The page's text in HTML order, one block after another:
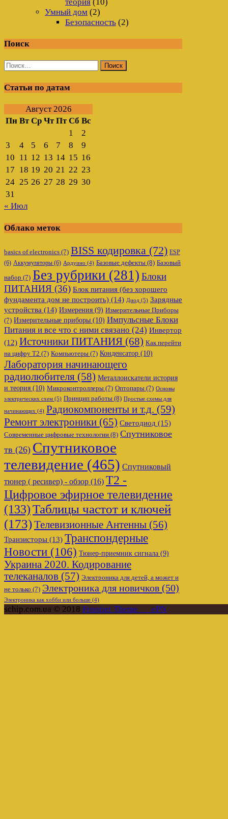
Умный дом (2)
Безопасность (2)
Поиск
Найти:
Статьи по датам
Август 2026
Пн Вт Ср Чт Пт Сб Вс
1
2
3
4 5 6 7 8
9
10 11 12 13 14 15 16
17 18 19 20 21 22 23
24 25 26 27 28 29 30
31
« Июл
Облако меток
basics of electronics (7) BISS кодировка (72) ESP
(6) Аккумуляторы (6) Ардуино (4) Базовые дефекты (8) Базовый
набор (7) Без рубрики (281) Блоки
ПИТАНИЯ (36) Блок питания (без хорошего
фундамента дом не построить) (14) Диод (5) Зарядные
устройства (14) Измерения (9) Измерительные Приборы
(7) Измерительные приборы (10) Импульсные Блоки
Питания и все что с ними связано (24) Инвертор
(12) Источники ПИТАНИЯ (68) Как перейти
на цифру Т2 (7) Компьютеры (7) Конденсатор (10)
Лаборатория начинающего
радиолюбителя (58) Металлоискатели история
и теория (10) Микроконтроллеры (7) Оптопары (7) Основы
электрических схем (5) Принцип работы (8) Простые схемы для
начинающих (4) Радиокомпоненты и т.д. (59)
Ремонт электроники (65) Светодиод (15)
Современные цифровые технологии (8) Спутниковое
тв (26) Спутниковое
телевидение (465) Спутниковый
тюнер ( ресивер) - обзор (16) Т2 -
Цифровое эфирное телевидение
(133)Таблицы частот и ключей
(173)Телевизионные Антенны (56)
Транзисторы (13) Транспондерные
Новости (106) Тюнер-приемник сигнала (9)
Украина 2020. Кодирование
телеканалов (57) Электроника для детей, а может и
не только (7) Электроника для новичков (50)
Электроника как хобби или больше (4)
schip.com.ua © 2018 Frontier Theme___ePN